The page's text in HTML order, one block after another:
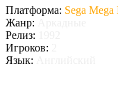
Платформа: Sega
Жанр:
Релиз:
Игроков:
Язык: